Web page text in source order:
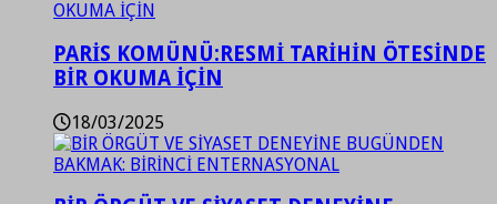
PARİS KOMÜNÜ:RESMİ TARİHİN ÖTESİNDE
BİR OKUMA İÇİN
18/03/2025